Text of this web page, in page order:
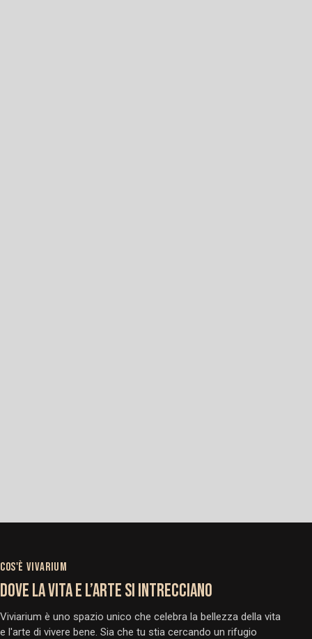
COS'È VIVARIUM
DOVE LA VITA E L’ARTE SI INTRECCIANO
Viviarium è uno spazio unico che celebra la bellezza della vita
e l'arte di vivere bene. Sia che tu stia cercando un rifugio